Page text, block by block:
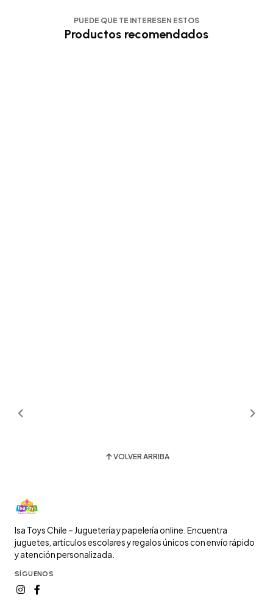
PUEDE QUE TE INTERESEN ESTOS
Productos recomendados
VOLVER ARRIBA
Isa Toys Chile – Juguetería y papelería online. Encuentra
juguetes, artículos escolares y regalos únicos con envío rápido
y atención personalizada.
SÍGUENOS